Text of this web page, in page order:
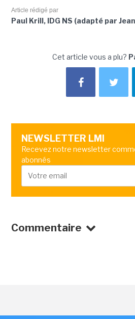
Article rédigé par
Paul Krill, IDG NS (adapté par
Cet article vous a plu?
NEWSLETTER LMI
Recevez notre newsletter
abonnés
Commentaire